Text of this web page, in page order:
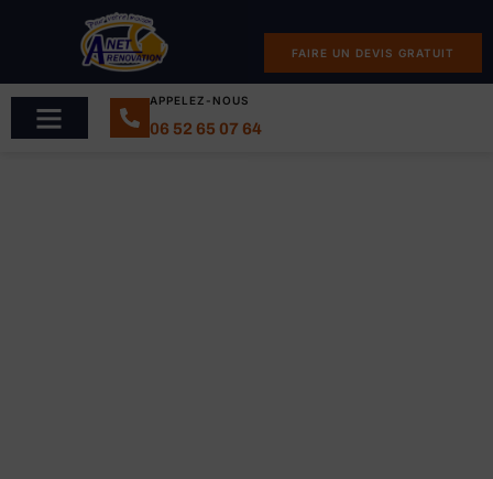
FAIRE UN DEVIS GRATUIT
APPELEZ-NOUS
06 52 65 07 64